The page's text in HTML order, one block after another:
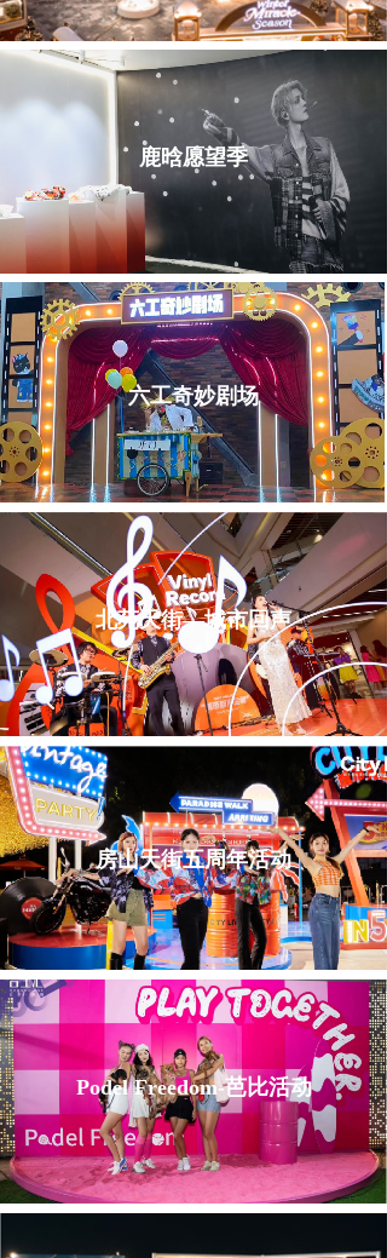
鹿晗愿望季
六工奇妙剧场
北苑天街—城市回声
房山天街五周年活动
Podel Freedom-芭比活动